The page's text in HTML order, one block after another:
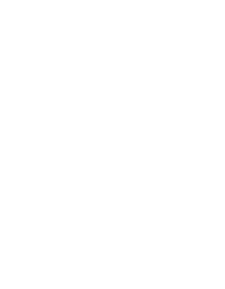
di aplikasi Akulaku bisa